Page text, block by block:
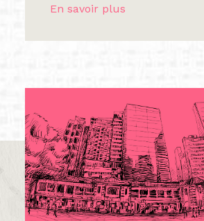
En savoir plus